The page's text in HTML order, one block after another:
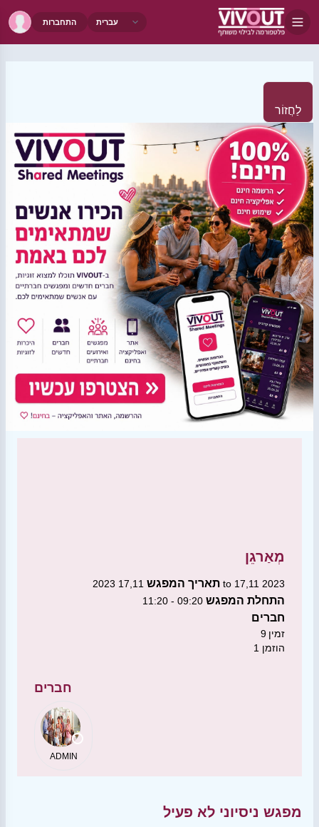
התחברות
לַחֲזוֹר
מְאַרגֵן
תאריך המפגש 17,11 2023 to 17,11 2023
התחלת המפגש 09:20 - 11:20
חברים
9 זמין
1 הוזמן
חברים
ADMIN
מפגש ניסיוני לא פעיל